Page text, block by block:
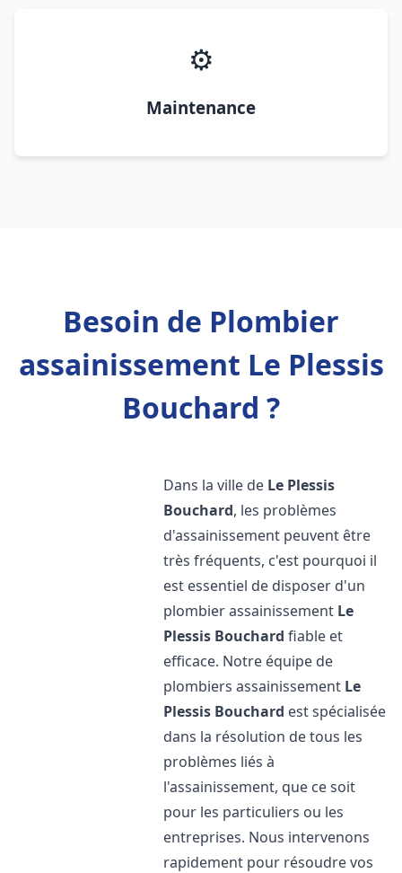
⚙️
Maintenance
Besoin de Plombier
assainissement Le Plessis
Bouchard ?
Dans la ville de Le Plessis
Bouchard, les problèmes
d'assainissement peuvent être
très fréquents, c'est pourquoi il
est essentiel de disposer d'un
plombier assainissement Le
Plessis Bouchard fiable et
efficace. Notre équipe de
plombiers assainissement Le
Plessis Bouchard est spécialisée
dans la résolution de tous les
problèmes liés à
l'assainissement, que ce soit
pour les particuliers ou les
entreprises. Nous intervenons
rapidement pour résoudre vos